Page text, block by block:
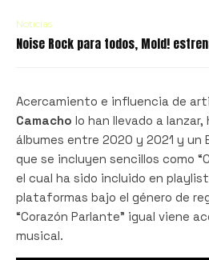
Noticias
Noise Rock para todos, Mold!
Acercamiento e influencia de
Camacho lo han llevado a
álbumes entre 2020 y 2021 y un
que se incluyen sencillos como
el cual ha sido incluido en
plataformas bajo el género de
“Corazón Parlante” igual viene
musical.